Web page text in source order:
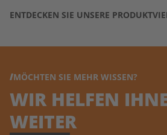
ENTDECKEN SIE UNSERE
MÖCHTEN SIE MEHR WISSEN?
WIR HELFEN
WEITER